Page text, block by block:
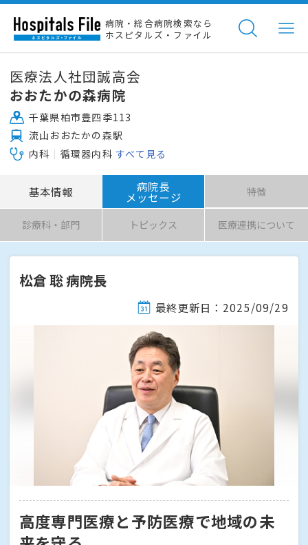
病院・総合病院検索なら
ホスピタルズ・ファイル
医療法人社団誠高会
おおたかの森病院
千葉県柏市豊四季113
流山おおたかの森駅
内科
循環器内科 すべて見る
基本情報 病院長
メッセージ 特徴
診療科・部門 トピックス 医療連携について
松倉 聡 病院長
最終更新日：2025/09/29
高度専門医療と予防医療で地域の未